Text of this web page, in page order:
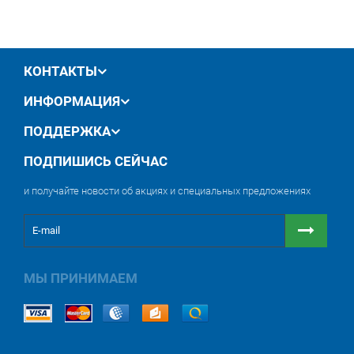
КОНТАКТЫ
ИНФОРМАЦИЯ
ПОДДЕРЖКА
ПОДПИШИСЬ СЕЙЧАС
и получайте новости об акциях и специальных предложениях
МЫ ПРИНИМАЕМ